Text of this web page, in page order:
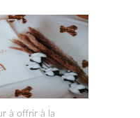
à offrir à la